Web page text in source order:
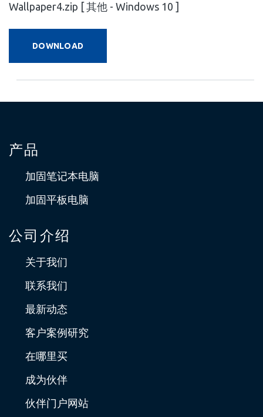
Wallpaper4.zip [ 其他 - Windows 10 ]
DOWNLOAD
产品
加固笔记本电脑
加固平板电脑
公司介绍
关于我们
联系我们
最新动态
客户案例研究
在哪里买
成为伙伴
伙伴门户网站